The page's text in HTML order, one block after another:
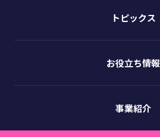
トピックス
お役立ち情報
事業紹介